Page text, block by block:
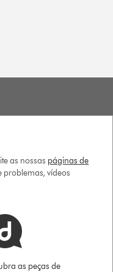
as nossas páginas de
problemas, vídeos
as peças de